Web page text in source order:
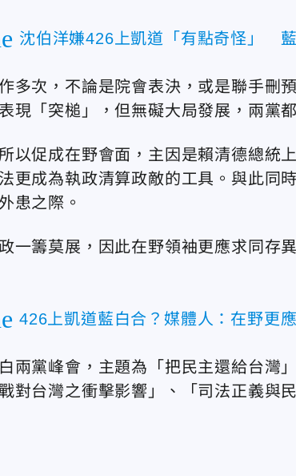
沈伯洋嫌426上凱道「有點奇怪」
多次，不論是院會表決，或是聯手刪
現「突槌」，但無礙大局發展，兩黨
以促成在野會面，主因是賴清德總統
更成為執政清算政敵的工具。與此同
患之際。
一籌莫展，因此在野領袖更應求同存
426上凱道藍白合？媒體人：在野更
兩黨峰會，主題為「把民主還給台灣
對台灣之衝擊影響」、「司法正義與